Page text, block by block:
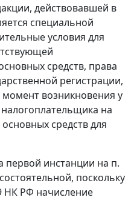
действовавшей в
специальной
условия для
средств, права
регистрации,
возникновения у
на
средств для
первой инстанции на п.
поскольку
НК РФ начисление